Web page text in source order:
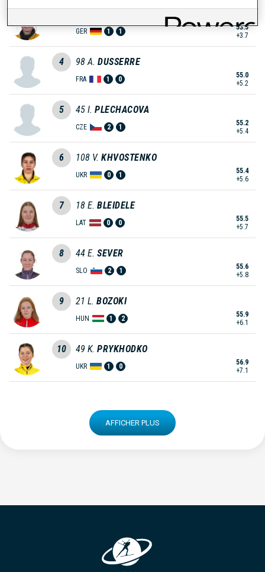
GER 1 1
53.5
+3.7
4 98 A. DUSSERRE
FRA 1 0
55.0
+5.2
5 45 I. PLECHACOVA
CZE 2 1
55.2
+5.4
6 108 V. KHVOSTENKO
UKR 0 1
55.4
+5.6
7 18 E. BLEIDELE
LAT 0 0
55.5
+5.7
8 44 E. SEVER
SLO 2 1
55.6
+5.8
9 21 L. BOZOKI
HUN 1 2
55.9
+6.1
10 49 K. PRYKHODKO
UKR 1 0
56.9
+7.1
AFFICHER PLUS